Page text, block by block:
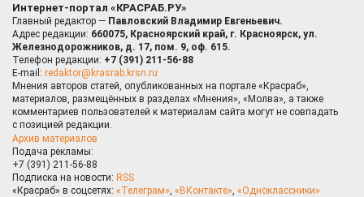
Интернет-портал «КРАСРАБ.РУ»
Главный редактор — Павловский Владимир Евгеньевич.
Адрес редакции: 660075, Красноярский край, г. Красноярск, ул.
Железнодорожников, д. 17, пом. 9, оф. 615.
Телефон редакции: +7 (391) 211-56-88
E-mail: redaktor@krasrab.krsn.ru
Мнения авторов статей, опубликованных на портале «Красраб»,
материалов, размещённых в разделах «Мнения», «Молва», а также
комментариев пользователей к материалам сайта могут не совпадать
с позицией редакции.
Архив материалов
Подача рекламы:
+7 (391) 211-56-88
Подписка на новости: RSS
«Красраб» в соцсетях: «Телеграм», «ВКонтакте», «Одноклассники»